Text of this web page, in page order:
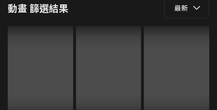
動畫篩選結果 最新